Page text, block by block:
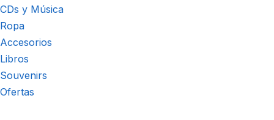
CDs y Música
Ropa
Accesorios
Libros
Souvenirs
Ofertas